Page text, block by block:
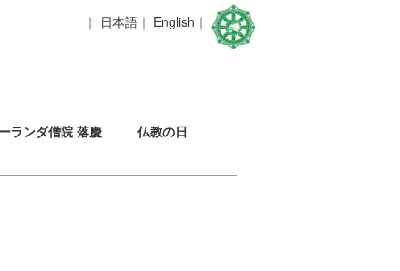
｜ 日本語｜ English ｜
ランダ僧院 落慶 仏教の日